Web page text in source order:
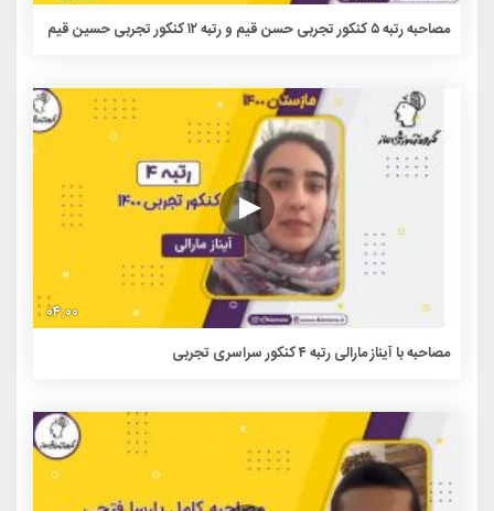
مصاحبه رتبه ۵ کنکور تجربی حسن قیم و رتبه ۱۲ کنکور تجربی حسین قیم
۰۴:۰۰
مصاحبه با آیناز مارالی رتبه ۴ کنکور سراسری تجربی